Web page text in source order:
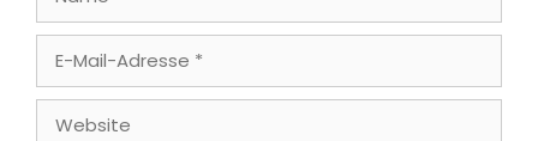
Mail-
Adresse